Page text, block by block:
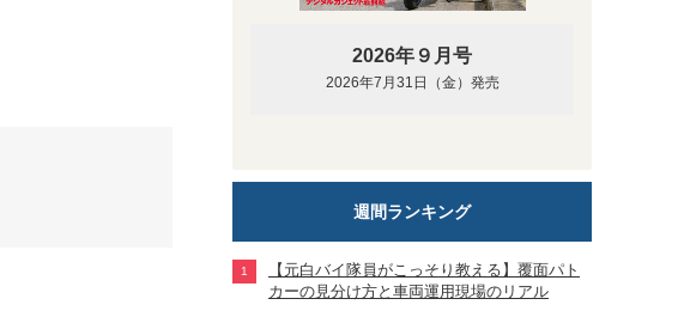
2026年９月号
2026年7月31日（金）発売
週間ランキング
【元白バイ隊員がこっそり教える】覆面パト
カーの見分け方と車両運用現場のリアル